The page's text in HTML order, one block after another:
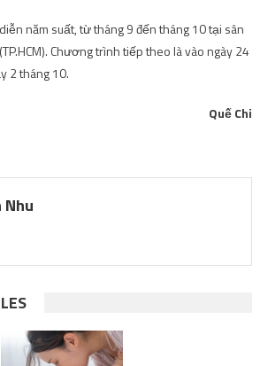
năm suất, từ tháng 9 đến tháng 10 tại sân
Chương trình tiếp theo là vào ngày 24
2 tháng 10.
Quế Chi
Nhu